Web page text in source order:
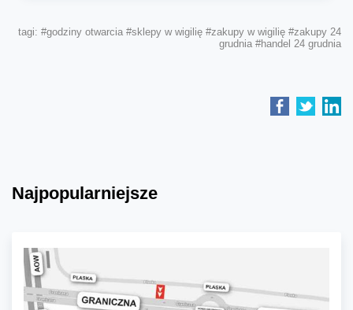
tagi: #godziny otwarcia #sklepy w wigilię #zakupy w wigilię #zakupy 24
grudnia #handel 24 grudnia
Najpopularniejsze